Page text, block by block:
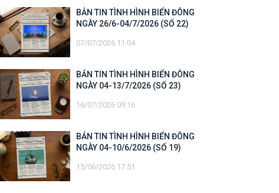
BẢN TIN TÌNH HÌNH BIỂN ĐÔNG
NGÀY 26/6-04/7/2026 (SỐ 22)
07/07/2026 11:04
BẢN TIN TÌNH HÌNH BIỂN ĐÔNG
NGÀY 04-13/7/2026 (SỐ 23)
16/07/2026 09:16
BẢN TIN TÌNH HÌNH BIỂN ĐÔNG
NGÀY 04-10/6/2026 (SỐ 19)
15/06/2026 17:51